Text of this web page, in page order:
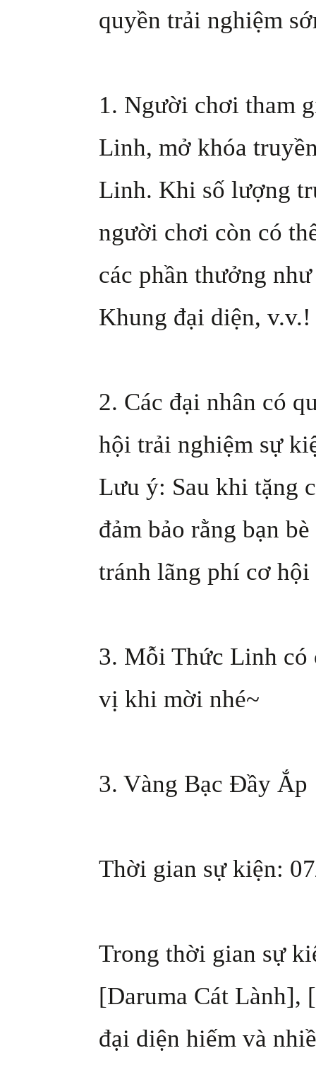
quyền trải nghiệm
1. Người chơi tham
Linh, mở khóa
Linh. Khi số lượng
người chơi còn có
các phần thưởng
Khung đại diện, v.v.!
2. Các đại nhân có
hội trải nghiệm sự
Lưu ý: Sau khi tặng
đảm bảo rằng bạn
tránh lãng phí cơ
3. Mỗi Thức Linh có
vị khi mời nhé~
3. Vàng Bạc Đầy Ắp
Thời gian sự kiện:
Trong thời gian sự
[Daruma Cát Lành],
đại diện hiếm và